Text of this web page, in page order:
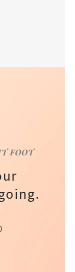
FOOT